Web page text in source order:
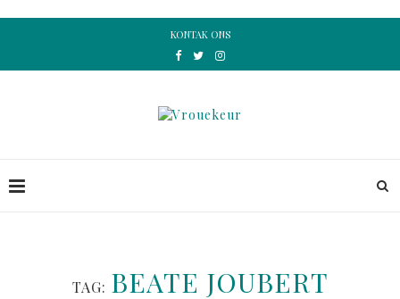
KONTAK ONS
TAG: BEATE JOUBERT